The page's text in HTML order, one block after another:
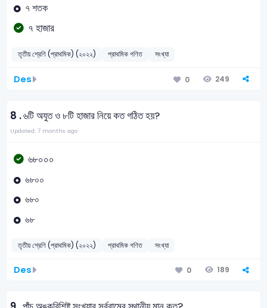
৭ শতক
৭ হাজার
তৃতীয় শ্রেণি (প্রাথমিক) (২০২২) প্রাথমিক গণিত সংখ্যা
Des 0 249
8 .৬টি অযুত ও ৮টি হাজার নিয়ে কত গঠিত হয়?
Updated: 7 months ago
৬৮০০০
৬৮০০
৬৮০
৬৮
তৃতীয় শ্রেণি (প্রাথমিক) (২০২২) প্রাথমিক গণিত সংখ্যা
Des 0 189